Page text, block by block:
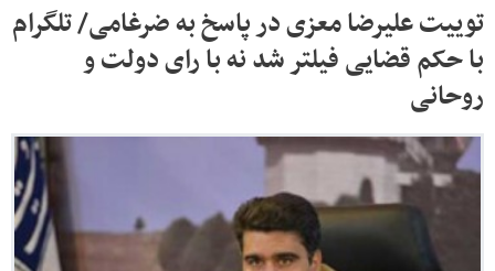
توییت علیرضا معزی در پاسخ به ضرغامی/ تلگرام
با حکم قضایی فیلتر شد نه با رای دولت و
روحانی